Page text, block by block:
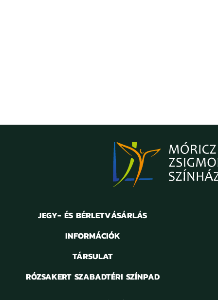
JEGY- ÉS BÉRLETVÁSÁRLÁS
INFORMÁCIÓK
TÁRSULAT
RÓZSAKERT SZABADTÉRI SZÍNPAD